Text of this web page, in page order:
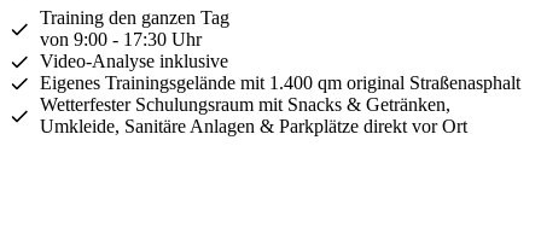
Training den ganzen Tag
von 9:00 - 17:30 Uhr
Video-Analyse inklusive
Eigenes Trainingsgelände mit 1.400 qm original Straßenasphalt
Wetterfester Schulungsraum mit Snacks & Getränken,
Umkleide, Sanitäre Anlagen & Parkplätze direkt vor Ort